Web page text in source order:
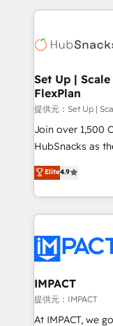
WooCommerce,
the difference —
results)! In short, our services include: - HubSpot
HubSpot
marketing,
design We connect people, data and technology to
improve
people,
ensure revenue
team of 100+ experts
growth |
Set Up |
FlexPlan
提供元：Set Up |
Join over 1,500
HubSnacks as
Simple pay-as-
1️⃣ Set Up |
HubSpot portals 2️⃣ Scale Up | 100% HubSpot Task
Execution... Global
Slash months
Click "Contact
Integration
of your tech stack,
WooCommerce
Elite4.9
IMPACT
提供元：IMPACT
At IMPACT, we